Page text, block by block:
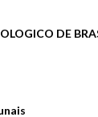
DE